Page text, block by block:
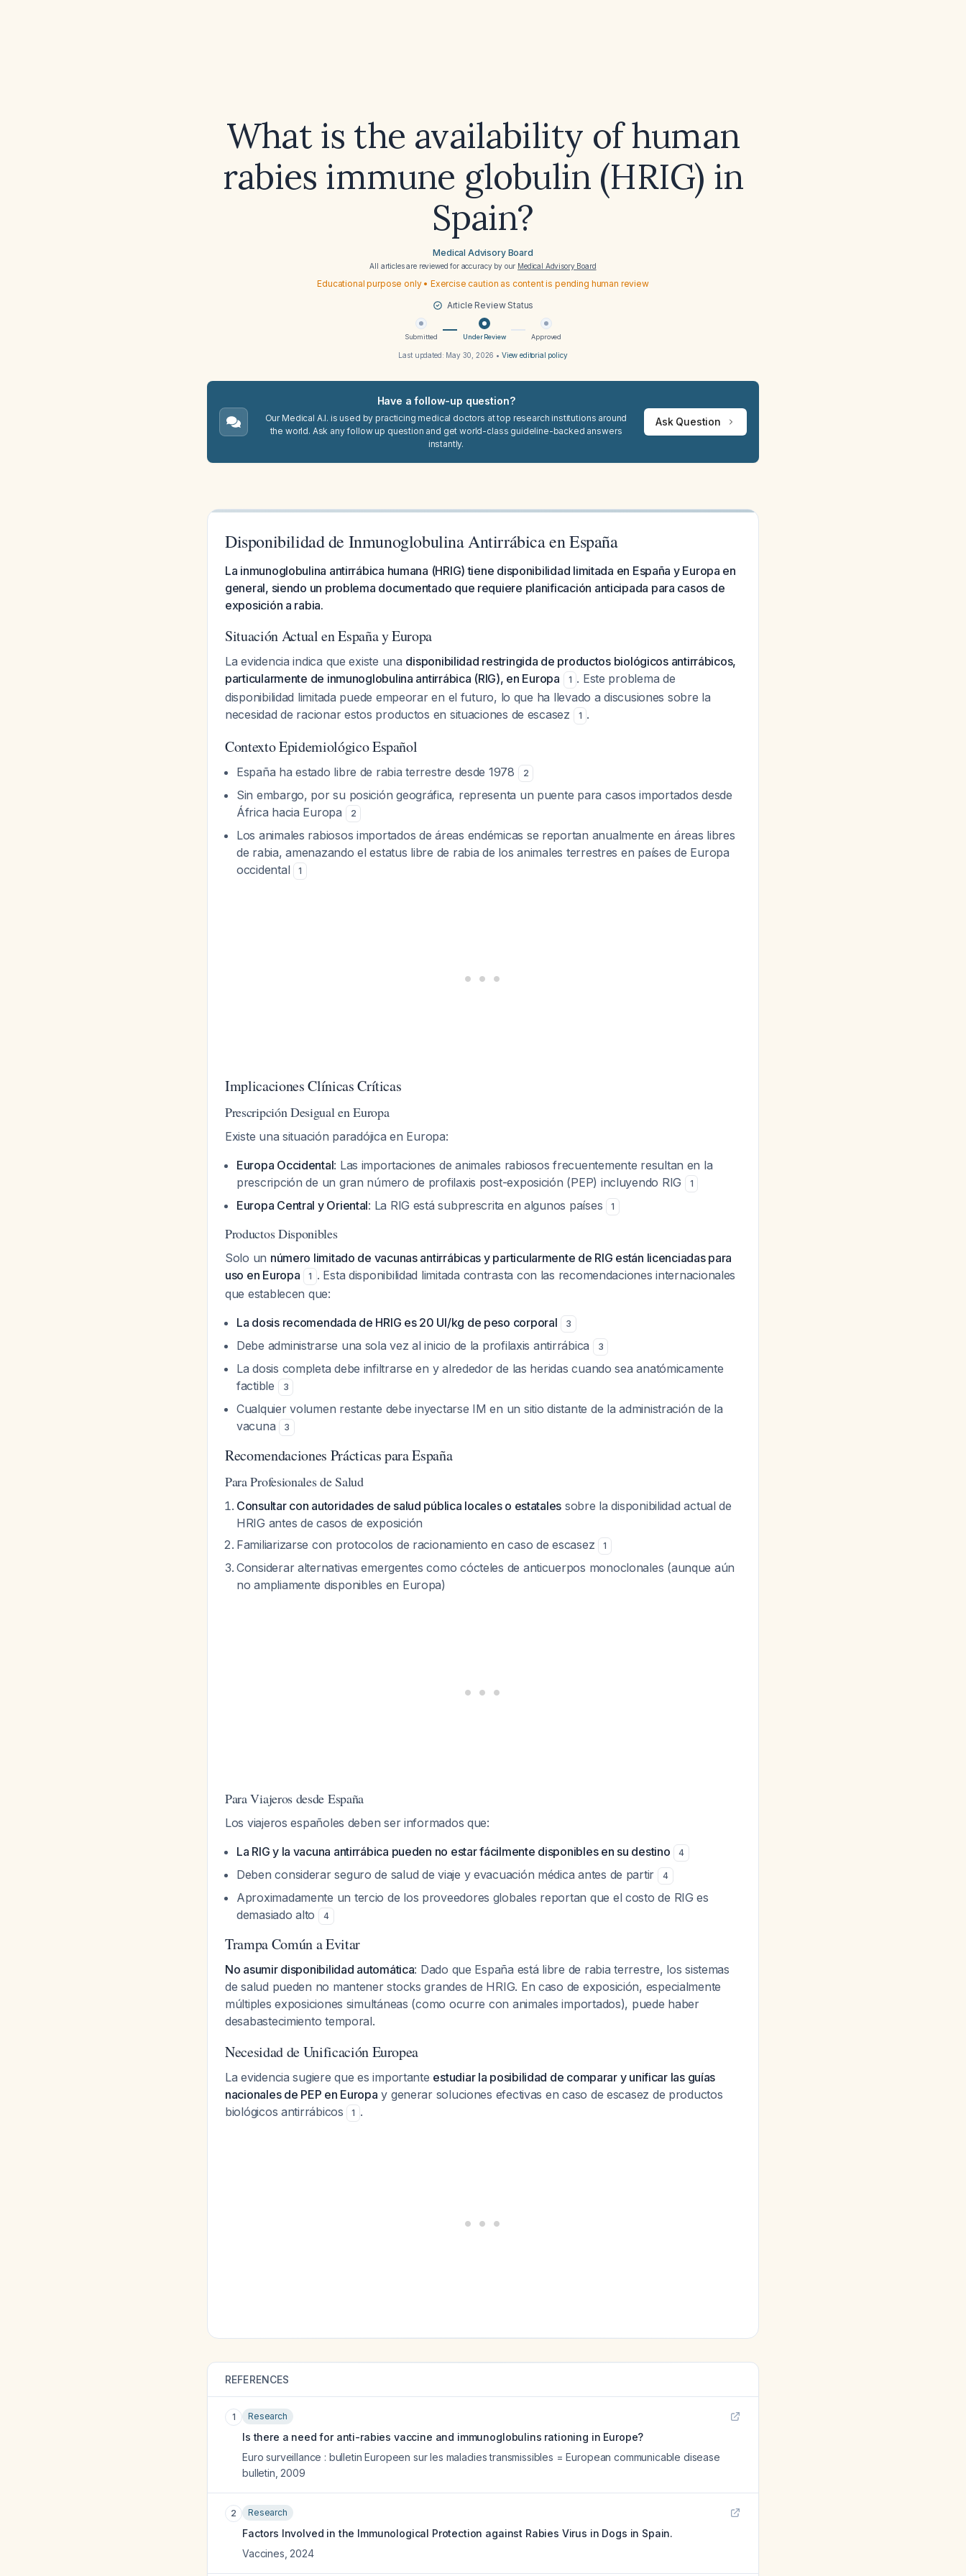
What is the availability of human
rabies immune globulin (HRIG) in
Spain?
Medical Advisory Board
All articles are reviewed for accuracy by our Medical Advisory Board
Educational purpose only • Exercise caution as content is pending human review
Article Review Status
Submitted Under Review Approved
Last updated: May 30, 2026 • View editorial policy
Have a follow-up question?
Our Medical A.I. is used by practicing medical doctors at top research institutions around
the world. Ask any follow up question and get world-class guideline-backed answers
instantly.
Ask Question
Disponibilidad de Inmunoglobulina Antirrábica en España
La inmunoglobulina antirrábica humana (HRIG) tiene disponibilidad limitada en España y Europa en
general, siendo un problema documentado que requiere planificación anticipada para casos de
exposición a rabia.
Situación Actual en España y Europa
La evidencia indica que existe una disponibilidad restringida de productos biológicos antirrábicos,
particularmente de inmunoglobulina antirrábica (RIG), en Europa
1 . Este problema de
disponibilidad limitada puede empeorar en el futuro, lo que ha llevado a discusiones sobre la
necesidad de racionar estos productos en situaciones de escasez
1 .
Contexto Epidemiológico Español
España ha estado libre de rabia terrestre desde 1978 2
Sin embargo, por su posición geográfica, representa un puente para casos importados desde
África hacia Europa
2
Los animales rabiosos importados de áreas endémicas se reportan anualmente en áreas libres
de rabia, amenazando el estatus libre de rabia de los animales terrestres en países de Europa
occidental
1
Implicaciones Clínicas Críticas
Prescripción Desigual en Europa
Existe una situación paradójica en Europa:
Europa Occidental: Las importaciones de animales rabiosos frecuentemente resultan en la
prescripción de un gran número de profilaxis post-exposición (PEP) incluyendo RIG
1
Europa Central y Oriental: La RIG está subprescrita en algunos países 1
Productos Disponibles
Solo un número limitado de vacunas antirrábicas y particularmente de RIG están licenciadas para
uso en Europa
1 . Esta disponibilidad limitada contrasta con las recomendaciones internacionales
que establecen que:
La dosis recomendada de HRIG es 20 UI/kg de peso corporal
3
Debe administrarse una sola vez al inicio de la profilaxis antirrábica 3
La dosis completa debe infiltrarse en y alrededor de las heridas cuando sea anatómicamente
factible
3
Cualquier volumen restante debe inyectarse IM en un sitio distante de la administración de la
vacuna
3
Recomendaciones Prácticas para España
Para Profesionales de Salud
Consultar con autoridades de salud pública locales o estatales sobre la disponibilidad actual de
HRIG antes de casos de exposición
Familiarizarse con protocolos de racionamiento en caso de escasez
1
Considerar alternativas emergentes como cócteles de anticuerpos monoclonales (aunque aún
no ampliamente disponibles en Europa)
Para Viajeros desde España
Los viajeros españoles deben ser informados que:
La RIG y la vacuna antirrábica pueden no estar fácilmente disponibles en su destino
4
Deben considerar seguro de salud de viaje y evacuación médica antes de partir 4
Aproximadamente un tercio de los proveedores globales reportan que el costo de RIG es
demasiado alto
4
Trampa Común a Evitar
No asumir disponibilidad automática: Dado que España está libre de rabia terrestre, los sistemas
de salud pueden no mantener stocks grandes de HRIG. En caso de exposición, especialmente
múltiples exposiciones simultáneas (como ocurre con animales importados), puede haber
desabastecimiento temporal.
Necesidad de Unificación Europea
La evidencia sugiere que es importante estudiar la posibilidad de comparar y unificar las guías
nacionales de PEP en Europa y generar soluciones efectivas en caso de escasez de productos
biológicos antirrábicos
1 .
REFERENCES
1 Research
Is there a need for anti-rabies vaccine and immunoglobulins rationing in Europe?
Euro surveillance : bulletin Europeen sur les maladies transmissibles = European communicable disease
bulletin 2009
2 Research
Factors Involved in the Immunological Protection against Rabies Virus in Dogs in Spain.
Vaccines 2024